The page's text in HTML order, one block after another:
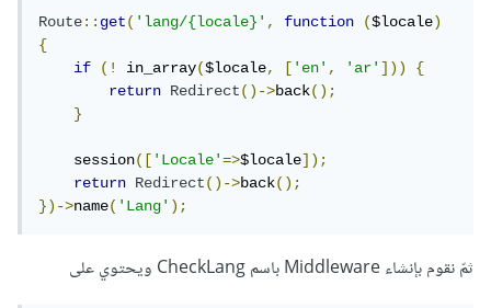
Route::get('lang/{locale}', function ($locale)
{
if
(! in_array($locale, ['en', 'ar']))
{
return
Redirect()->back();
}
    session
(['Locale'=>$locale]);
return
Redirect()->back();
})->name('Lang');
ثمّ نقوم بإنشاء Middleware باسم CheckLang ويحتوي على